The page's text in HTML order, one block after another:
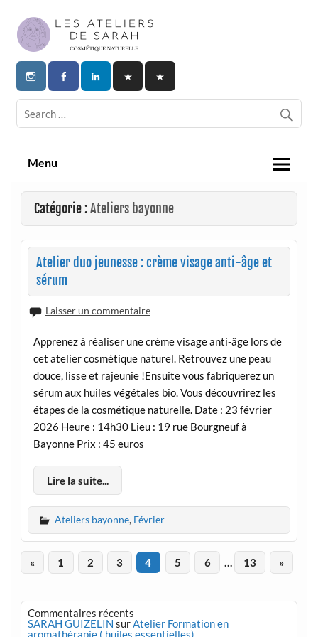
content
Les Ateliers de Sarah | Cosmetique
Naturelle
Menu
Catégorie :Ateliers bayonne
Atelier duo jeunesse : crème visage anti-âge et
sérum
Laisser un commentaire
Apprenez à réaliser une crème visage anti-âge lors de
cet atelier cosmétique naturel. Retrouvez une peau
douce, lisse et rajeunie !Ensuite vous fabriquerez un
sérum aux huiles végétales bio. Vous découvrirez les
étapes de la cosmétique naturelle. Date : 23 février
2026 Heure : 14h30 Lieu : 19 rue Bourgneuf à
Bayonne Prix : 45 euros
Lire la suite...
Ateliers bayonne, Février
« 1 2 3 4 5 6 … 13 »
Commentaires récents
SARAH GUIZELIN surAtelier Formation en